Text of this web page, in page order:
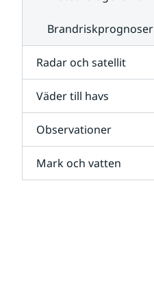
Brandriskprognoser
Radar och satellit
Väder till havs
Observationer
Mark och vatten